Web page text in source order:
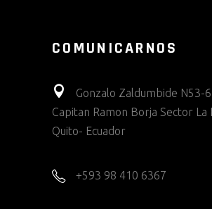
COMUNICARNOS
Gonzalo Zaldumbide N53-
Capitan Ramon Borja Sector La
Quito- Ecuador
+593 98 410 6367